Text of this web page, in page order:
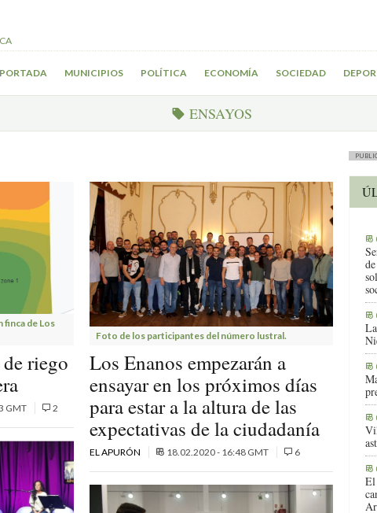
PORTADA MUNICIPIOS POLÍTICA ECONOMÍA SOCIEDAD
ENSAYOS
finca de Los
riego
GMT 2
Foto de los participantes del número lustral.
Los Enanos empezarán a
ensayar en los próximos días
para estar a la altura de las
expectativas de la ciudadanía
EL APURÓN 18.02.2020 - 16:48 GMT 6
El